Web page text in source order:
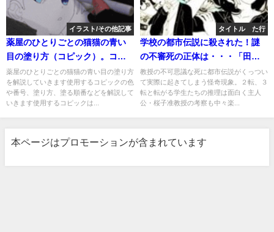
イラスト/その他記事
薬屋のひとりごとの猫猫の青い
目の塗り方（コピック）。コピ
ック番号や塗り方や塗る順番を
解説。
薬屋のひとりごとの猫猫の青い目の塗り方
を解説していきます使用するコピックの色
や番号、塗り方、塗る順番などを解説して
いきます使用するコピックは...
タイトル た行
学校の都市伝説に殺された！謎
の不審死の正体は・・・「田崎
教授の死を巡る桜子准教授の考
察」/望月諒子
教授の不可思議な死に都市伝説がくっつい
て実際に起きてしまう怪奇現象。２転、３
転と転がる学生たちの推理は面白く主人
公・桜子准教授の考察も中々楽...
本ページはプロモーションが含まれています